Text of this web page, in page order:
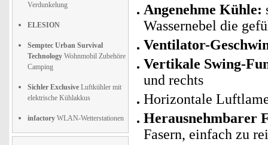
Verdunkelung
ELESION
Semptec Urban Survival
Technology Wohnmobil Zubehöre
Camping
Sichler Exclusive Luftkühler mit
elektrische Kühlakkus
infactory WLAN-Wetterstationen
Angenehme Kühle:
Wassernebel die
Ventilator-
Vertikale Swing-
und rechts
Horizontale
Herausnehmbarer
Fasern, einfach zu